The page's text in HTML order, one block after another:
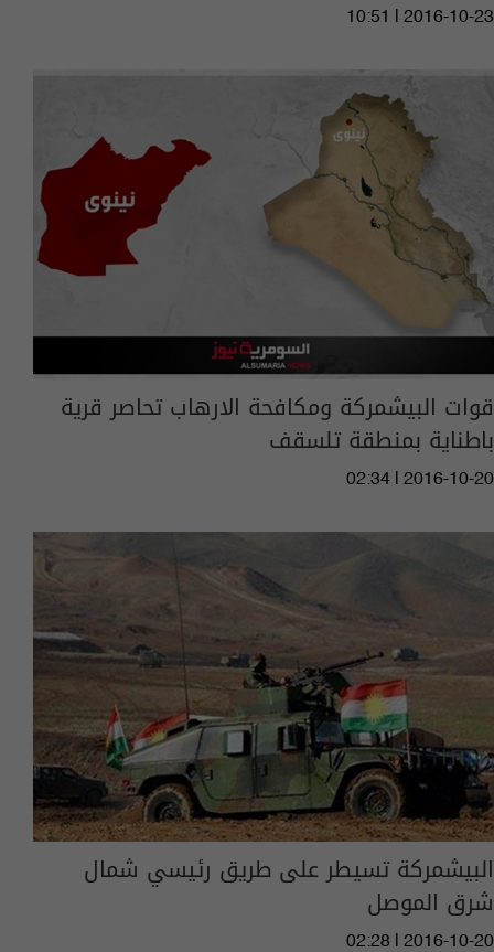
10:51 | 2016-10-23
قوات البيشمركة ومكافحة الارهاب تحاصر قرية
باطناية بمنطقة تلسقف
02:34 | 2016-10-20
البيشمركة تسيطر على طريق رئيسي شمال
شرق الموصل
02:28 | 2016-10-20